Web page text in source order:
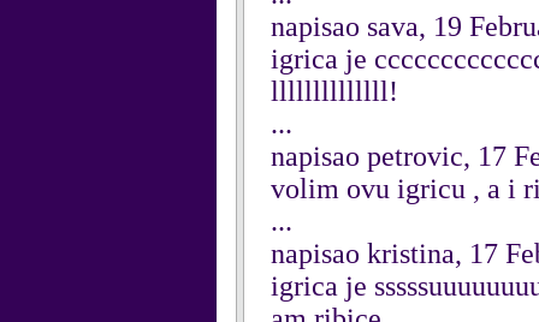
napisao sava, 19
igrica je
llllllllllllll!
...
napisao petrovic, 17
volim ovu igricu , a i
...
napisao kristina, 17
igrica je